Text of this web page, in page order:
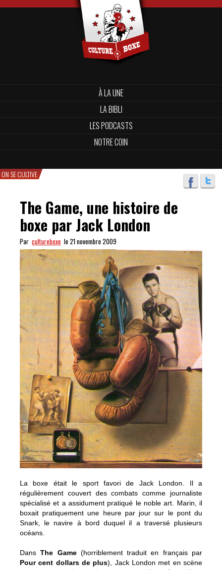
À LA UNE
LA BIBLI
LES PODCASTS
NOTRE COIN
ON SE CULTIVE
The Game, une histoire de
boxe par Jack London
Par cultureboxe le 21 novembre 2009
La boxe était le sport favori de Jack London. Il a
régulièrement couvert des combats comme journaliste
spécialisé et a assidument pratiqué le noble art. Marin, il
boxait pratiquement une heure par jour sur le pont du
Snark, le navire à bord duquel il a traversé plusieurs
océans.
DansThe Game(horriblement traduit en français par
Pour cent dollars de plus), Jack London met en scène